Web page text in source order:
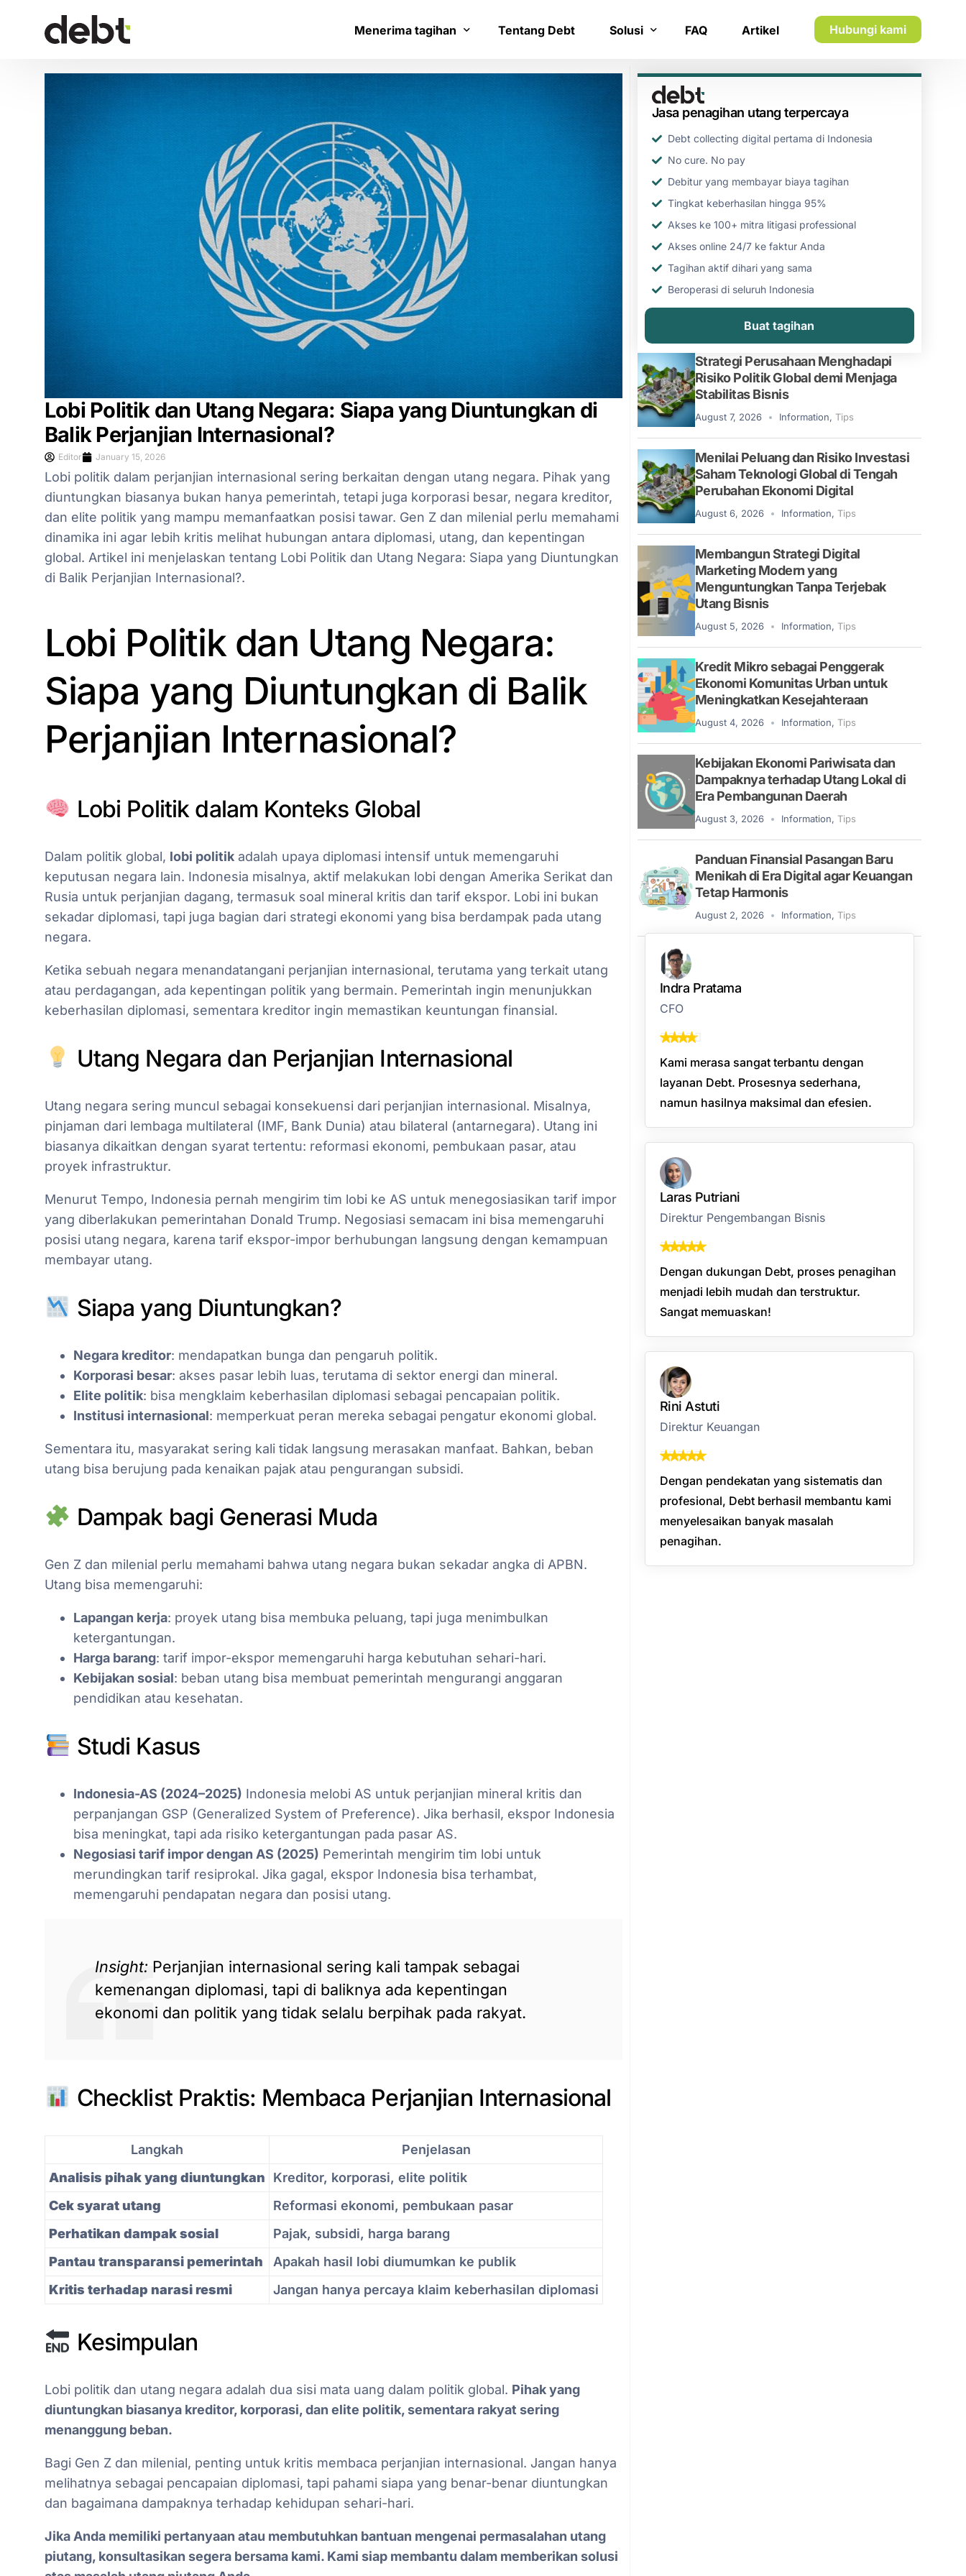
Menerima tagihan
Konfirmasi pembayaran
Tentang Debt Solusi
Layanan inkaso
FAQ Artikel Hubungi kami
Lobi Politik dan Utang Negara: Siapa yang Diuntungkan di
Balik Perjanjian Internasional?
Editor January 15, 2026
Lobi politik dalam perjanjian internasional sering berkaitan dengan utang negara. Pihak yang
diuntungkan biasanya bukan hanya pemerintah, tetapi juga korporasi besar, negara kreditor,
dan elite politik yang mampu memanfaatkan posisi tawar. Gen Z dan milenial perlu memahami
dinamika ini agar lebih kritis melihat hubungan antara diplomasi, utang, dan kepentingan
global. Artikel ini menjelaskan tentang Lobi Politik dan Utang Negara: Siapa yang Diuntungkan
di Balik Perjanjian Internasional?.
Lobi Politik dan Utang Negara:
Siapa yang Diuntungkan di Balik
Perjanjian Internasional?
Lobi Politik dalam Konteks Global
Dalam politik global, lobi politik adalah upaya diplomasi intensif untuk memengaruhi
keputusan negara lain. Indonesia misalnya, aktif melakukan lobi dengan Amerika Serikat dan
Rusia untuk perjanjian dagang, termasuk soal mineral kritis dan tarif ekspor. Lobi ini bukan
sekadar diplomasi, tapi juga bagian dari strategi ekonomi yang bisa berdampak pada utang
negara.
Ketika sebuah negara menandatangani perjanjian internasional, terutama yang terkait utang
atau perdagangan, ada kepentingan politik yang bermain. Pemerintah ingin menunjukkan
keberhasilan diplomasi, sementara kreditor ingin memastikan keuntungan finansial.
Utang Negara dan Perjanjian Internasional
Utang negara sering muncul sebagai konsekuensi dari perjanjian internasional. Misalnya,
pinjaman dari lembaga multilateral (IMF, Bank Dunia) atau bilateral (antarnegara). Utang ini
biasanya dikaitkan dengan syarat tertentu: reformasi ekonomi, pembukaan pasar, atau
proyek infrastruktur.
Menurut Tempo, Indonesia pernah mengirim tim lobi ke AS untuk menegosiasikan tarif impor
yang diberlakukan pemerintahan Donald Trump. Negosiasi semacam ini bisa memengaruhi
posisi utang negara, karena tarif ekspor-impor berhubungan langsung dengan kemampuan
membayar utang.
Siapa yang Diuntungkan?
Negara kreditor: mendapatkan bunga dan pengaruh politik.
Korporasi besar: akses pasar lebih luas, terutama di sektor energi dan mineral.
Elite politik: bisa mengklaim keberhasilan diplomasi sebagai pencapaian politik.
Institusi internasional: memperkuat peran mereka sebagai pengatur ekonomi global.
Sementara itu, masyarakat sering kali tidak langsung merasakan manfaat. Bahkan, beban
utang bisa berujung pada kenaikan pajak atau pengurangan subsidi.
Dampak bagi Generasi Muda
Gen Z dan milenial perlu memahami bahwa utang negara bukan sekadar angka di APBN.
Utang bisa memengaruhi:
Lapangan kerja: proyek utang bisa membuka peluang, tapi juga menimbulkan
ketergantungan.
Harga barang: tarif impor-ekspor memengaruhi harga kebutuhan sehari-hari.
Kebijakan sosial: beban utang bisa membuat pemerintah mengurangi anggaran
pendidikan atau kesehatan.
Studi Kasus
Indonesia-AS (2024–2025) Indonesia melobi AS untuk perjanjian mineral kritis dan
perpanjangan GSP (Generalized System of Preference). Jika berhasil, ekspor Indonesia
bisa meningkat, tapi ada risiko ketergantungan pada pasar AS.
Negosiasi tarif impor dengan AS (2025) Pemerintah mengirim tim lobi untuk
merundingkan tarif resiprokal. Jika gagal, ekspor Indonesia bisa terhambat,
memengaruhi pendapatan negara dan posisi utang.
Insight: Perjanjian internasional sering kali tampak sebagai
kemenangan diplomasi, tapi di baliknya ada kepentingan
ekonomi dan politik yang tidak selalu berpihak pada rakyat.
Checklist Praktis: Membaca Perjanjian Internasional
Langkah
Penjelasan
Analisis pihak yang diuntungkan
Kreditor, korporasi, elite politik
Cek syarat utang
Reformasi ekonomi, pembukaan pasar
Perhatikan dampak sosial
Pajak, subsidi, harga barang
Pantau transparansi pemerintah
Apakah hasil lobi diumumkan ke publik
Kritis terhadap narasi resmi
Jangan hanya percaya klaim keberhasilan diplomasi
Kesimpulan
Lobi politik dan utang negara adalah dua sisi mata uang dalam politik global. Pihak yang
diuntungkan biasanya kreditor, korporasi, dan elite politik, sementara rakyat sering
menanggung beban.
Bagi Gen Z dan milenial, penting untuk kritis membaca perjanjian internasional. Jangan hanya
melihatnya sebagai pencapaian diplomasi, tapi pahami siapa yang benar-benar diuntungkan
dan bagaimana dampaknya terhadap kehidupan sehari-hari.
Jika Anda memiliki pertanyaan atau membutuhkan bantuan mengenai permasalahan utang
piutang, konsultasikan segera bersama kami. Kami siap membantu dalam memberikan solusi
Jasa penagihan utang terpercaya
Debt collecting digital pertama di Indonesia
No cure. No pay
Debitur yang membayar biaya tagihan
Tingkat keberhasilan hingga 95%
Akses ke 100+ mitra litigasi professional
Akses online 24/7 ke faktur Anda
Tagihan aktif dihari yang sama
Beroperasi di seluruh Indonesia
Buat tagihan
Strategi Perusahaan Menghadapi
Risiko Politik Global demi Menjaga
Stabilitas Bisnis
August 7, 2026 Information, Tips
Menilai Peluang dan Risiko Investasi
Saham Teknologi Global di Tengah
Perubahan Ekonomi Digital
August 6, 2026 Information, Tips
Membangun Strategi Digital
Marketing Modern yang
Menguntungkan Tanpa Terjebak
Utang Bisnis
August 5, 2026 Information, Tips
Kredit Mikro sebagai Penggerak
Ekonomi Komunitas Urban untuk
Meningkatkan Kesejahteraan
August 4, 2026 Information, Tips
Kebijakan Ekonomi Pariwisata dan
Dampaknya terhadap Utang Lokal di
Era Pembangunan Daerah
August 3, 2026 Information, Tips
Panduan Finansial Pasangan Baru
Menikah di Era Digital agar Keuangan
Tetap Harmonis
August 2, 2026 Information, Tips
Indra Pratama
CFO
Kami merasa sangat terbantu dengan
layanan Debt. Prosesnya sederhana,
namun hasilnya maksimal dan efesien.
Laras Putriani
Direktur Pengembangan Bisnis
Dengan dukungan Debt, proses penagihan
menjadi lebih mudah dan terstruktur.
Sangat memuaskan!
Rini Astuti
Direktur Keuangan
Dengan pendekatan yang sistematis dan
profesional, Debt berhasil membantu kami
menyelesaikan banyak masalah
penagihan.